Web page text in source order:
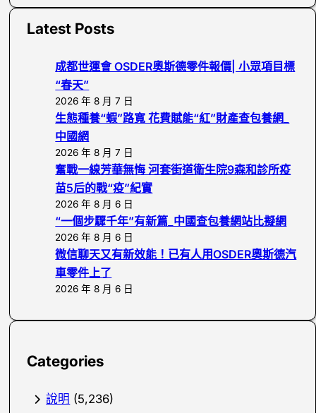
a
r
Latest Posts
成都世運會 OSDER奧斯德零件報價| 小眾項目標
“春天”
2026 年 8 月 7 日
生態種養“蝦”路寬 花費賦能“紅”財產查包養網_
中國網
2026 年 8 月 7 日
奮戰一線芳華無悔 河套街道衛生院9森和診所疫
苗5后的戰“疫”紀實
2026 年 8 月 6 日
“一個步驟千年”有新篇_中國查包養網站比擬網
2026 年 8 月 6 日
微信聊天又有新效能！已有人用OSDER奧斯德汽
車零件上了
2026 年 8 月 6 日
Categories
說明 (5,236)